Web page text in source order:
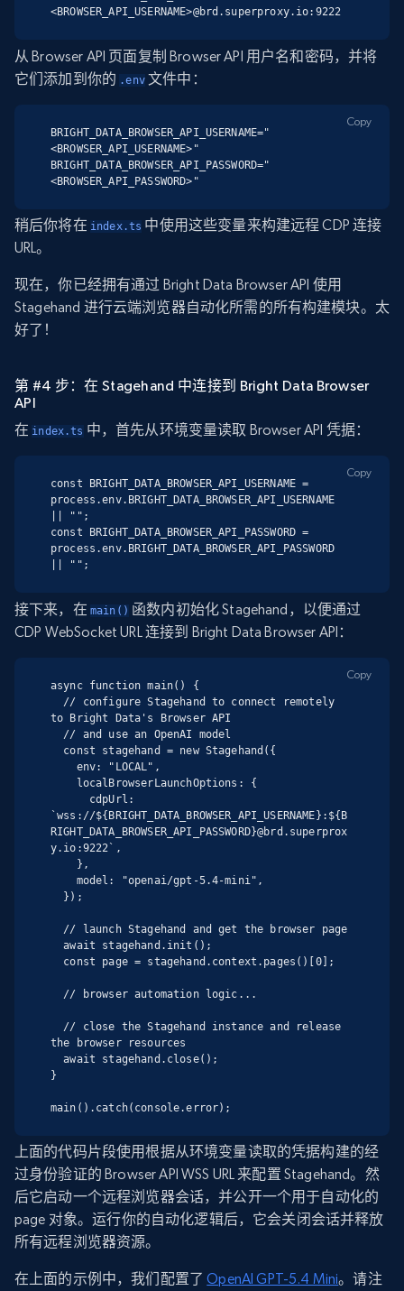
<BROWSER_API_USERNAME>@brd.superproxy.io:9222
从 Browser API 页面复制 Browser API 用户名和密码，并将
它们添加到你的 .env文件中：
BRIGHT_DATA_BROWSER_API_USERNAME="
<BROWSER_API_USERNAME>"
BRIGHT_DATA_BROWSER_API_PASSWORD="
<BROWSER_API_PASSWORD>"
Copy
稍后你将在 index.ts 中使用这些变量来构建远程 CDP 连接
URL。
现在，你已经拥有通过 Bright Data Browser API 使用
Stagehand 进行云端浏览器自动化所需的所有构建模块。太
好了！
第 #4 步：在 Stagehand 中连接到 Bright Data Browser
API
在 index.ts 中，首先从环境变量读取 Browser API 凭据：
const BRIGHT_DATA_BROWSER_API_USERNAME =
process.env.BRIGHT_DATA_BROWSER_API_USERNAME
|| "";
const BRIGHT_DATA_BROWSER_API_PASSWORD =
process.env.BRIGHT_DATA_BROWSER_API_PASSWORD
|| "";
Copy
接下来，在 main() 函数内初始化 Stagehand，以便通过
CDP WebSocket URL 连接到 Bright Data Browser API：
async function main() {
to Bright Data's Browser API
`wss://${BRIGHT_DATA_BROWSER_API_USERNAME}:${B
RIGHT_DATA_BROWSER_API_PASSWORD}@brd.superprox
y.io:9222`,
  await stagehand.init();
the browser resources
  await stagehand.close();
}
main().catch(console.error);
Copy
上面的代码片段使用根据从环境变量读取的凭据构建的经
过身份验证的 Browser API WSS URL 来配置 Stagehand。然
后它启动一个远程浏览器会话，并公开一个用于自动化的
page 对象。运行你的自动化逻辑后，它会关闭会话并释放
所有远程浏览器资源。
在上面的示例中，我们配置了OpenAI GPT-5.4 Mini。请注